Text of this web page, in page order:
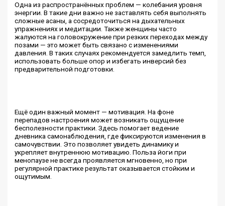
Одна из распространённых проблем — колебания уровня
энергии. В такие дни важно не заставлять себя выполнять
сложные асаны, а сосредоточиться на дыхательных
упражнениях и медитации. Также женщины часто
жалуются на головокружение при резких переходах между
позами — это может быть связано с изменениями
давления. В таких случаях рекомендуется замедлить темп,
использовать больше опор и избегать инверсий без
предварительной подготовки.
Ещё один важный момент — мотивация. На фоне
перепадов настроения может возникать ощущение
бесполезности практики. Здесь помогает ведение
дневника самонаблюдения, где фиксируются изменения в
самочувствии. Это позволяет увидеть динамику и
укрепляет внутреннюю мотивацию. Польза йоги при
менопаузе не всегда проявляется мгновенно, но при
регулярной практике результат оказывается стойким и
ощутимым.